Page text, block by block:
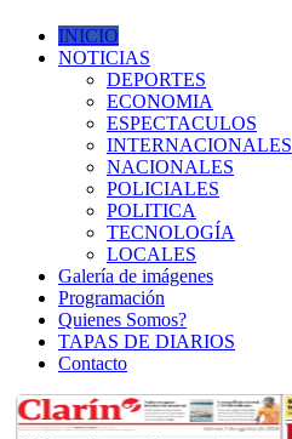
INICIO
NOTICIAS
DEPORTES
ECONOMIA
ESPECTACULOS
INTERNACIONALES
NACIONALES
POLICIALES
POLITICA
TECNOLOGÍA
LOCALES
Galería de imágenes
Programación
Quienes Somos?
TAPAS DE DIARIOS
Contacto